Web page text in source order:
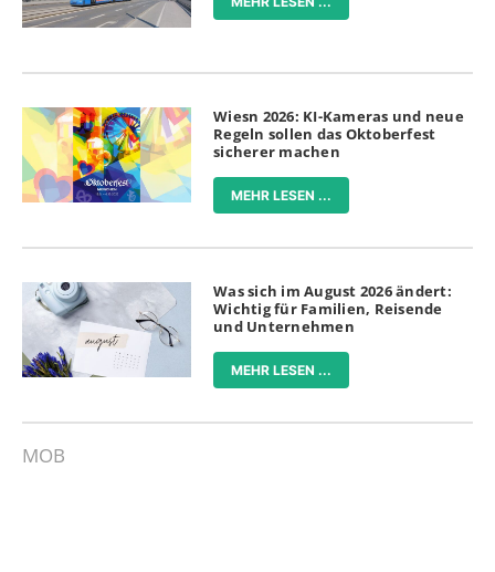
Wiesn 2026: KI-Kameras und neue
Regeln sollen das Oktoberfest
sicherer machen
MEHR LESEN ...
Was sich im August 2026 ändert:
Wichtig für Familien, Reisende
und Unternehmen
MEHR LESEN ...
MOB